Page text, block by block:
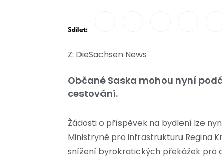
Sdílet:
Z: DieSachsen News
Občané Saska mohou nyní
cestování.
Žádosti o příspěvek na bydlení lze
Ministryně pro infrastrukturu Regina
snížení byrokratických překážek pro